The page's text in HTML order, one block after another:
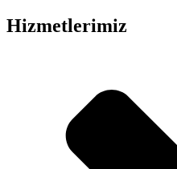
giriş
Hizmetlerimiz